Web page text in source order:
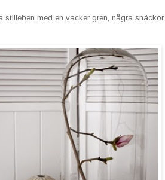
med en vacker gren, några snäckor